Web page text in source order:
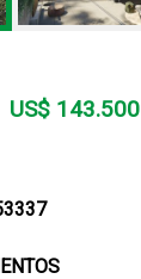
US$ 143.500